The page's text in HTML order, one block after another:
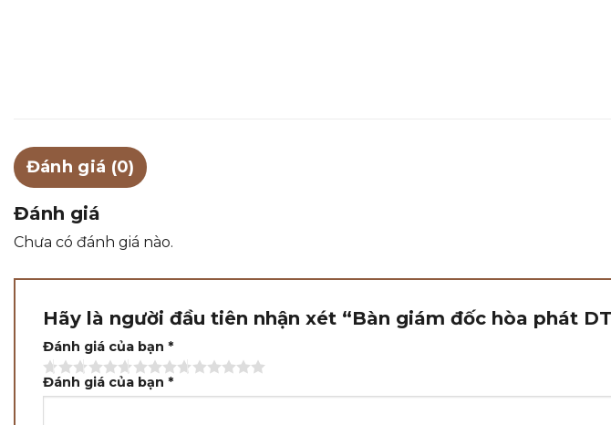
Đánh giá (0)
Đánh giá
Chưa có đánh giá nào.
Hãy là người đầu tiên nhận xét “Bàn giám đốc hòa phát
Đánh giá của bạn *
Đánh giá của bạn *